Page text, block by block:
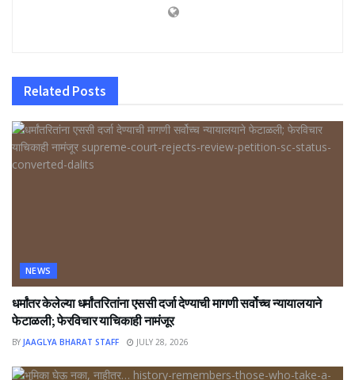
Related Posts
NEWS
धर्मांतर केलेल्या धर्मांतरितांना एससी दर्जा देण्याची मागणी सर्वोच्च न्यायालयाने
फेटाळली; फेरविचार याचिकाही नामंजूर
BY JAAGLYA BHARAT STAFF JULY 28, 2026